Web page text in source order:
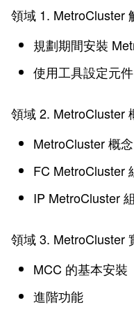
領域 1. MetroCluster
規劃期間安裝
使用工具設定元件
領域 2. MetroCluster
MetroCluster 概念
FC MetroCluster
IP MetroCluster
領域 3. MetroCluster
MCC 的基本安裝
進階功能